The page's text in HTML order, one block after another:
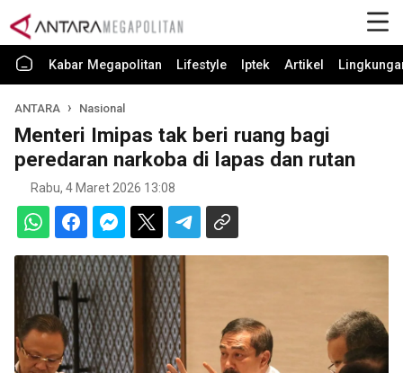
Kabar Megapolitan Lifestyle Iptek Artikel
ANTARA Nasional
Menteri Imipas tak beri ruang bagi
peredaran narkoba di lapas dan rutan
Rabu, 4 Maret 2026 13:08